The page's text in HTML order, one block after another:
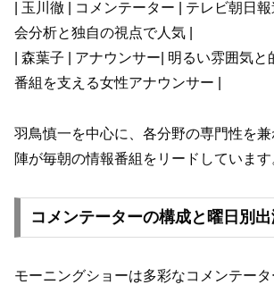
| 玉川徹 | コメンテーター | テレビ朝日
会分析と独自の視点で人気 |
| 森葉子 | アナウンサー| 明るい雰囲気
番組を支える女性アナウンサー |
羽鳥慎一を中心に、各分野の専門性を兼
陣が毎朝の情報番組をリードしています
コメンテーターの構成と曜日別
モーニングショーは多彩なコメンテー